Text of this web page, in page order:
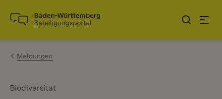
Zum Inhalt springen
Link zur Startseite
Meldungen
Biodiversität